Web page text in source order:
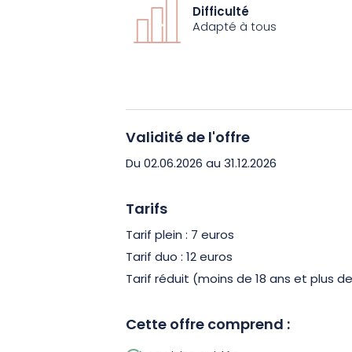
Cette visite est l’occasion idéale de
centre historique tout en profitant
Âge et l’époque contemporaine
surprenants qui rendent chaque visite
authentique de Troyes. Réservez
Difficulté
Adapté à tous
Validité de l'offre
Du 02.06.2026 au 31.12.2026
Tarifs
Tarif plein : 7 euros
Tarif duo : 12 euros
Tarif réduit (moins de 18 ans et plus
Cette offre comprend :